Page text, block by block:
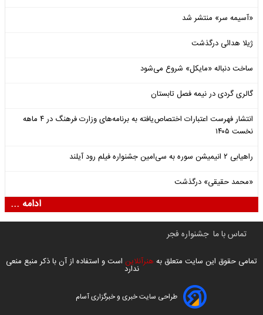
«آسیمه سر» منتشر شد
ژیلا هدائی درگذشت
ساخت دنباله «مایکل» شروع می‌شود
گالری گردی در نیمه فصل تابستان
انتشار فهرست اعتبارات اختصاص‌یافته به برنامه‌های وزارت فرهنگ در ۴ ماهه
نخست ۱۴۰۵
راهیابی ۲ انیمیشن سوره به سی‌امین جشنواره فیلم رود آیلند
«محمد حقیقی» درگذشت
ادامه ...
تماس با ما جشنواره فجر
تمامی حقوق این سایت متعلق به هنرآنلاین است و استفاده از آن با ذکر منبع منعی
ندارد
طراحی سایت خبری و خبرگزاری آسام